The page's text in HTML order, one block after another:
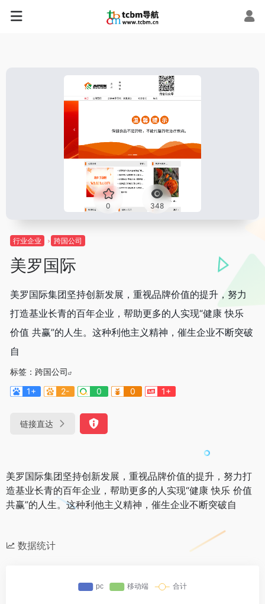
0 348
行业企业 跨国公司
美罗国际
美罗国际集团坚持创新发展，重视品牌价值的提升，努力
打造基业长青的百年企业，帮助更多的人实现“健康 快乐
价值 共赢”的人生。这种利他主义精神，催生企业不断突破
自
标签： 跨国公司
1+
2- 0 0 1+
链接直达
美罗国际集团坚持创新发展，重视品牌价值的提升，努力打
造基业长青的百年企业，帮助更多的人实现“健康 快乐 价值
共赢”的人生。这种利他主义精神，催生企业不断突破自
数据统计